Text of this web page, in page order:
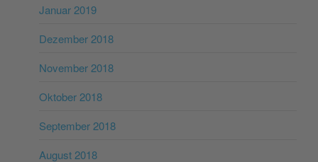
Januar 2019
Dezember 2018
November 2018
Oktober 2018
September 2018
August 2018